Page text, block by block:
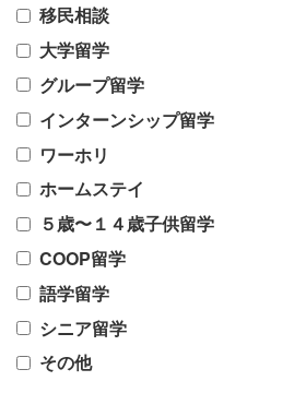
移民相談
大学留学
グループ留学
インターンシップ留学
ワーホリ
ホームステイ
５歳〜１４歳子供留学
COOP留学
語学留学
シニア留学
その他